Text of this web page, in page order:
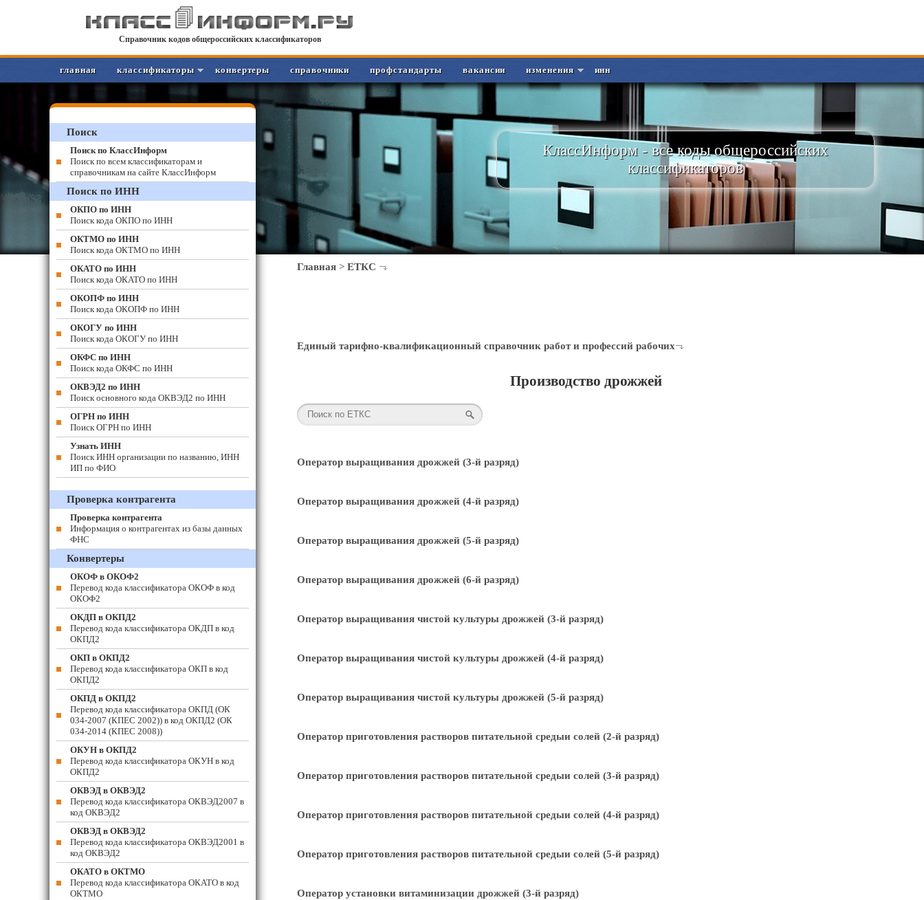
Справочник кодов общероссийских классификаторов
главная классификаторы конвертеры справочники профстандарты вакансии изменения инн
КлассИнформ - все коды общероссийских
классификаторов
Главная > ЕТКС
Единый тарифно-квалификационный справочник работ и профессий рабочих
Производство дрожжей
Оператор выращивания дрожжей (3-й разряд)
Оператор выращивания дрожжей (4-й разряд)
Оператор выращивания дрожжей (5-й разряд)
Оператор выращивания дрожжей (6-й разряд)
Оператор выращивания чистой культуры дрожжей (3-й разряд)
Оператор выращивания чистой культуры дрожжей (4-й разряд)
Оператор выращивания чистой культуры дрожжей (5-й разряд)
Оператор приготовления растворов питательной средыи солей (2-й разряд)
Оператор приготовления растворов питательной средыи солей (3-й разряд)
Оператор приготовления растворов питательной средыи солей (4-й разряд)
Оператор приготовления растворов питательной средыи солей (5-й разряд)
Оператор установки витаминизации дрожжей (3-й разряд)
Поиск
Поиск по КлассИнформ
Поиск по всем классификаторам и
справочникам на сайте КлассИнформ
Поиск по ИНН
ОКПО по ИНН
Поиск кода ОКПО по ИНН
ОКТМО по ИНН
Поиск кода ОКТМО по ИНН
ОКАТО по ИНН
Поиск кода ОКАТО по ИНН
ОКОПФ по ИНН
Поиск кода ОКОПФ по ИНН
ОКОГУ по ИНН
Поиск кода ОКОГУ по ИНН
ОКФС по ИНН
Поиск кода ОКФС по ИНН
ОКВЭД2 по ИНН
Поиск основного кода ОКВЭД2 по ИНН
ОГРН по ИНН
Поиск ОГРН по ИНН
Узнать ИНН
Поиск ИНН организации по названию, ИНН
ИП по ФИО
Проверка контрагента
Проверка контрагента
Информация о контрагентах из базы данных
ФНС
Конвертеры
ОКОФ в ОКОФ2
Перевод кода классификатора ОКОФ в код
ОКОФ2
ОКДП в ОКПД2
Перевод кода классификатора ОКДП в код
ОКПД2
ОКП в ОКПД2
Перевод кода классификатора ОКП в код
ОКПД2
ОКПД в ОКПД2
Перевод кода классификатора ОКПД (ОК
034-2007 (КПЕС 2002)) в код ОКПД2 (ОК
034-2014 (КПЕС 2008))
ОКУН в ОКПД2
Перевод кода классификатора ОКУН в код
ОКПД2
ОКВЭД в ОКВЭД2
Перевод кода классификатора ОКВЭД2007 в
код ОКВЭД2
ОКВЭД в ОКВЭД2
Перевод кода классификатора ОКВЭД2001 в
код ОКВЭД2
ОКАТО в ОКТМО
Перевод кода классификатора ОКАТО в код
ОКТМО